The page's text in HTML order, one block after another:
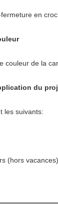
en
couleur de la
du
les suivants:
(hors